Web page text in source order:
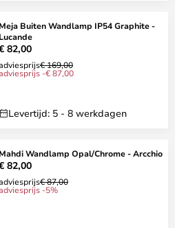
Meja Buiten Wandlamp IP54 Graphite -
Lucande
82,00
€ 169,00
-€ 87,00
Levertijd: 5 - 8 werkdagen
Mahdi Wandlamp Opal/Chrome - Arcchio
82,00
€ 87,00
-5%